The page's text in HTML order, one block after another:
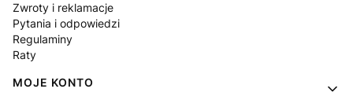
Zwroty i reklamacje
Pytania i odpowiedzi
Regulaminy
Raty
MOJE KONTO